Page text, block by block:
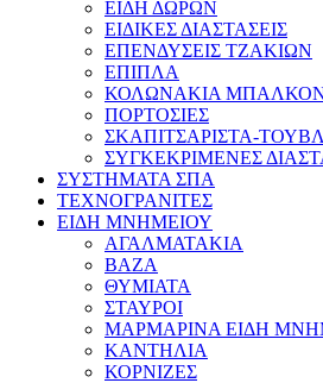
ΕΙΔΗ ΔΩΡΩΝ
ΕΙΔΙΚΕΣ ΔΙΑΣΤΑΣΕΙΣ
ΕΠΕΝΔΥΣΕΙΣ ΤΖΑΚΙΩΝ
ΕΠΙΠΛΑ
ΚΟΛΩΝΑΚΙΑ
ΠΟΡΤΟΣΙΕΣ
ΣΚΑΠΙΤΣΑΡΙΣΤΑ-
ΣΥΓΚΕΚΡΙΜΕΝΕΣ
ΣΥΣΤΗΜΑΤΑ ΣΠΑ
ΤΕΧΝΟΓΡΑΝΙΤΕΣ
ΕΙΔΗ ΜΝΗΜΕΙΟΥ
ΑΓΑΛΜΑΤΑΚΙΑ
ΒΑΖΑ
ΘΥΜΙΑΤΑ
ΣΤΑΥΡΟΙ
ΜΑΡΜΑΡΙΝΑ ΕΙΔΗ
ΚΑΝΤΗΛΙΑ
ΚΟΡΝΙΖΕΣ